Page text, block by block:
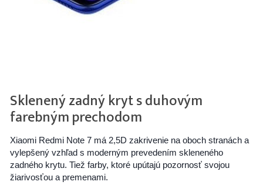
Sklenený zadný kryt s duhovým
farebným prechodom
Xiaomi Redmi Note 7 má 2,5D zakrivenie na oboch stranách a
vylepšený vzhľad s moderným prevedením skleneného
zadného krytu. Tiež farby, ktoré upútajú pozornosť svojou
žiarivosťou a premenami.